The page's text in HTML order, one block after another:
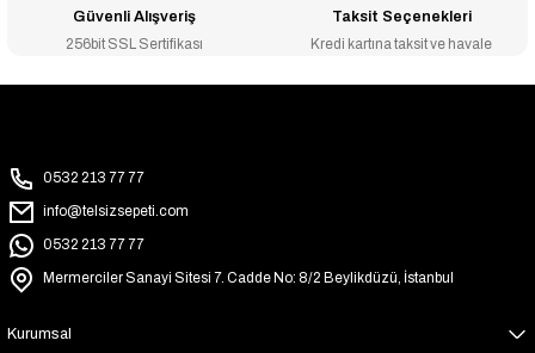
Güvenli Alışveriş
256bit SSL Sertifikası
Taksit Seçenekleri
Kredi kartına taksit ve havale
0532 213 77 77
info@telsizsepeti.com
0532 213 77 77
Mermerciler Sanayi Sitesi 7. Cadde No: 8/2 Beylikdüzü, İstanbul
Kurumsal